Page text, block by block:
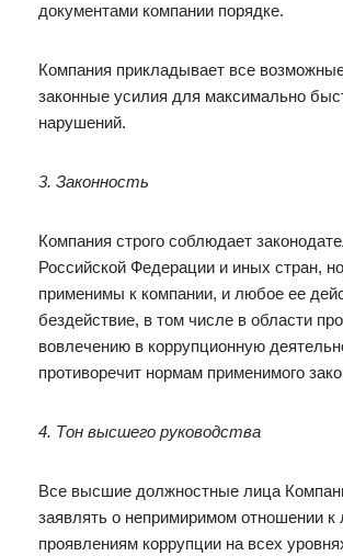
документами компании порядке.
Компания прикладывает все
законные усилия для максимально
нарушений.
3. Законность
Компания строго соблюдает
Российской Федерации и иных стран,
применимы к компании, и любое ее
бездействие, в том числе в области
вовлечению в коррупционную
противоречит нормам применимого
4. Тон высшего руководства
Все высшие должностные лица
заявлять о непримиримом отношении
проявлениям коррупции на всех